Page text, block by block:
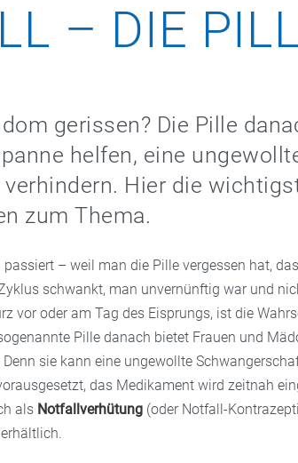
– DIE
gerissen? Die Pille
helfen, eine
Hier die
zum Thema.
– weil man die Pille vergessen hat,
schwankt, man unvernünftig war und
vor oder am Tag des Eisprungs, ist die
Pille danach bietet Frauen und
sie kann eine ungewollte
das Medikament wird zeitnah
als Notfallverhütung(oder Notfall-